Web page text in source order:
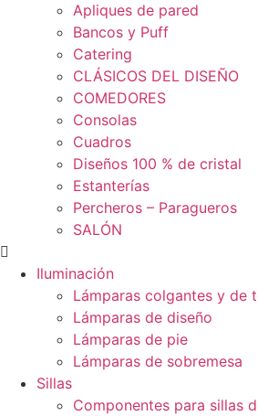
Apliques de pared
Bancos y Puff
Catering
CLÁSICOS DEL DISEÑO
COMEDORES
Consolas
Cuadros
Diseños 100 % de cristal
Estanterías
Percheros – Paragueros
SALÓN
Iluminación
Lámparas colgantes y de
Lámparas de diseño
Lámparas de pie
Lámparas de sobremesa
Sillas
Componentes para sillas